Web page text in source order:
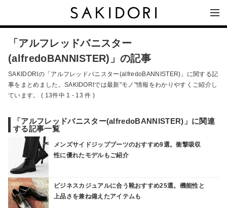
「アルフレッドバニスター
(alfredoBANNISTER)」の記事
SAKIDORIの「アルフレッドバニスター(alfredoBANNISTER)」に関する記
事をまとめました。SAKIDORIでは最新"モノ"情報をわかりやすくご紹介し
ています。 ( 13件中 1 - 13 件 )
「アルフレッドバニスター(alfredoBANNISTER)」に関連
する記事一覧
メンズサイドジップブーツのおすすめ9選。衝撃吸収
性に優れたモデルもご紹介
ビジネスカジュアルに合う靴おすすめ25選。機能性と
上品さを兼ね備えたアイテムも